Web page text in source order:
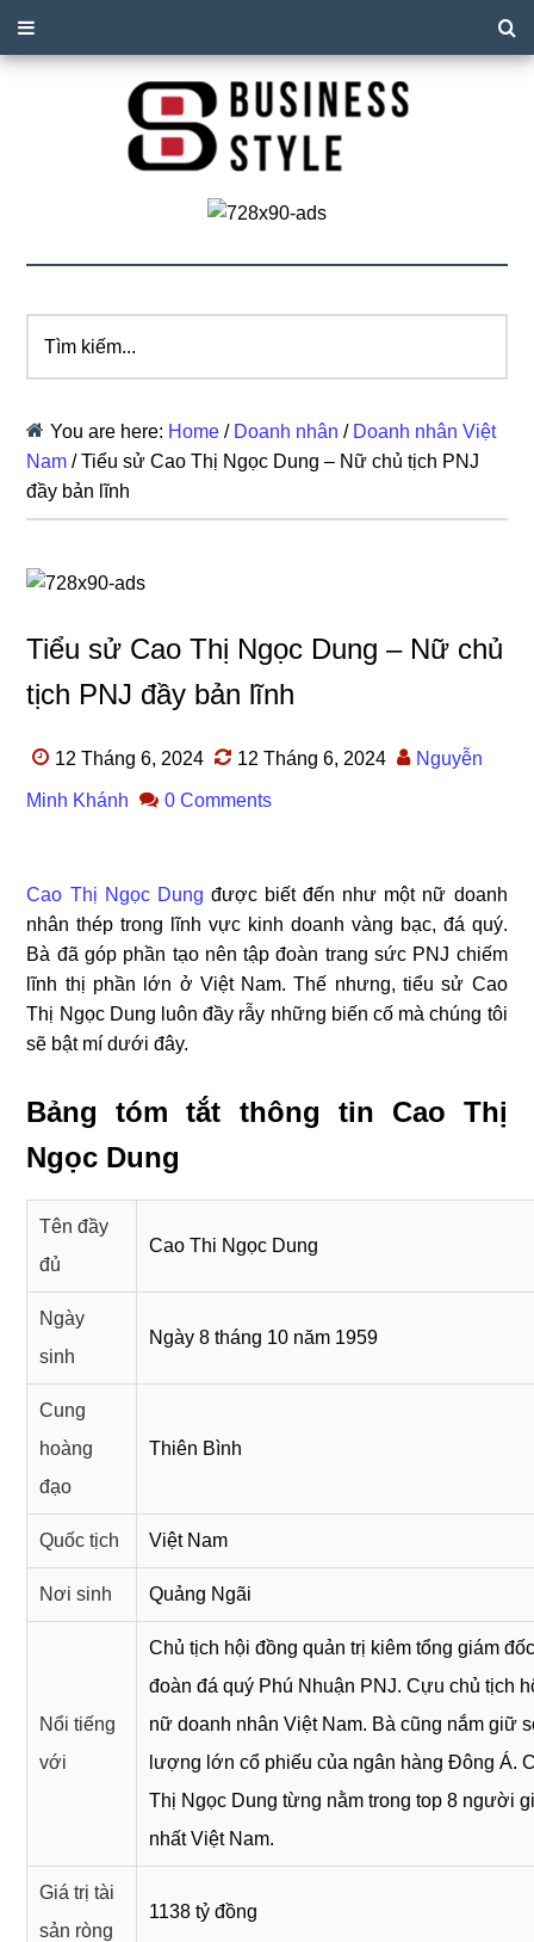
kiếm...
You are here: Home / Doanh nhân / Doanh nhân Việt
Nam /Tiểu sử Cao Thị Ngọc Dung – Nữ chủ tịch PNJ
đầy bản lĩnh
Tiểu sử Cao Thị Ngọc Dung – Nữ chủ
tịch PNJ đầy bản lĩnh
12 Tháng 6, 2024 12 Tháng 6, 2024 Nguyễn
Minh Khánh 0 Comments
Cao Thị Ngọc Dung được biết đến như một nữ doanh
nhân thép trong lĩnh vực kinh doanh vàng bạc, đá quý.
Bà đã góp phần tạo nên tập đoàn trang sức PNJ chiếm
lĩnh thị phần lớn ở Việt Nam. Thế nhưng, tiểu sử Cao
Thị Ngọc Dung luôn đầy rẫy những biến cố mà chúng tôi
sẽ bật mí dưới đây.
Bảng tóm tắt thông tin Cao Thị
Ngọc Dung
Tên đầy
đủ
Cao Thi Ngọc Dung
Ngày
sinh
Ngày 8 tháng 10 năm 1959
Cung
hoàng
đạo
Thiên Bình
Quốc tịch Việt Nam
Nơi sinh Quảng Ngãi
Nổi tiếng
với
Chủ tịch hội đồng quản trị kiêm tổng giám
đoàn đá quý Phú Nhuận PNJ. Cựu chủ tịch
nữ doanh nhân Việt Nam. Bà cũng nắm giữ
lượng lớn cổ phiếu của ngân hàng Đông Á.
Thị Ngọc Dung từng nằm trong top 8 người
nhất Việt Nam.
Giá trị tài
sản ròng
1138 tỷ đồng